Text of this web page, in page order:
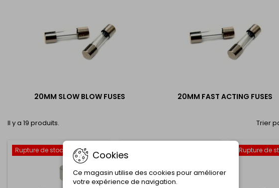
20MM SLOW BLOW FUSES 20MM FAST ACTING FUSES
Il y a 19 produits. Trier
Rupture de stock
favorite_border
Rupture de
Cookies
Ce magasin utilise des cookies pour améliorer
votre expérience de navigation.